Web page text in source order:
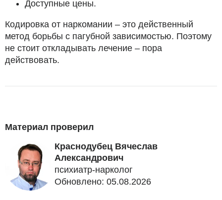
Доступные цены.
Кодировка от наркомании – это действенный
метод борьбы с пагубной зависимостью. Поэтому
не стоит откладывать лечение – пора
действовать.
Материал проверил
Краснодубец Вячеслав
Александрович
психиатр-нарколог
Обновлено: 05.08.2026